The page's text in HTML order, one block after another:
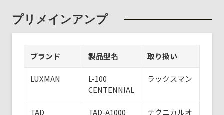
プリメインアンプ
ブランド 製品型名 取り扱い
LUXMAN
L-100
CENTENNIAL
ラックスマン
TAD TAD-A1000
テクニカルオ